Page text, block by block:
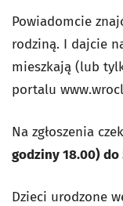
Powiadomcie
rodziną. I dajcie
mieszkają (lub
portalu
Na zgłoszenia
godziny 18.00)
Dzieci urodzone